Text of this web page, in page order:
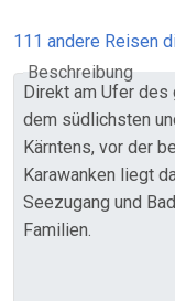
111 andere Reisen
Beschreibung
Direkt am Ufer des
dem südlichsten
Kärntens, vor der
Karawanken liegt
Seezugang und
Familien.